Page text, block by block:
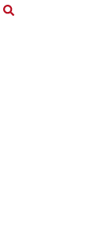
Rechercher